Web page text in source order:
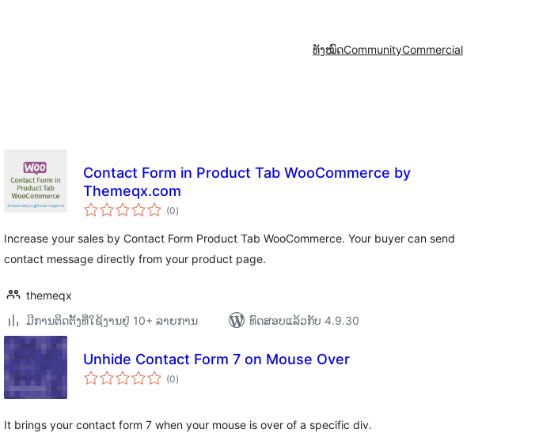
ທັງໝົດCommunityCommercial
Contact Form in Product Tab WooCommerce by
Themeqx.com
(0ຄະແນນ
ທັງໝົດ
)
Increase your sales by Contact Form Product Tab WooCommerce. Your buyer can send
contact message directly from your product page.
themeqx
ມີການຕິດຕັ້ງທີ່ໃຊ້ງານຢູ່ 10+ ລາຍການ
ທົດສອບແລ້ວກັບ 4.9.30
Unhide Contact Form 7 on Mouse Over
(0ຄະແນນ
ທັງໝົດ
)
It brings your contact form 7 when your mouse is over of a specific div.